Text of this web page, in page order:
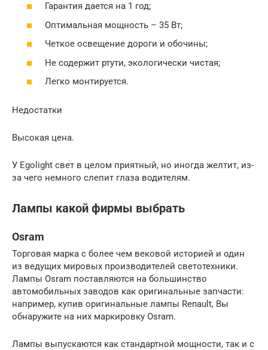
Гарантия дается на 1 год;
Оптимальная мощность – 35 Вт;
Четкое освещение дороги и обочины;
Не содержит ртути, экологически чистая;
Легко монтируется.
Недостатки
Высокая цена.
У Egolight свет в целом приятный, но иногда желтит, из-
за чего немного слепит глаза водителям.
Лампы какой фирмы выбрать
Osram
Торговая марка с более чем вековой историей и один
из ведущих мировых производителей светотехники.
Лампы Osram поставляются на большинство
автомобильных заводов как оригинальные запчасти:
например, купив оригинальные лампы Renault, Вы
обнаружите на них маркировку Osram.
Лампы выпускаются как стандартной мощности, так и с